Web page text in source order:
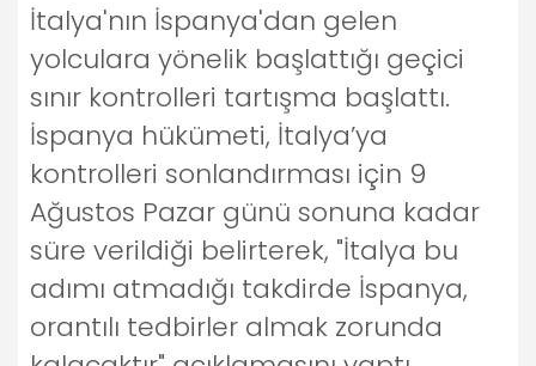
İtalya'nın İspanya'dan gelen
yolculara yönelik başlattığı geçici
sınır kontrolleri tartışma başlattı.
İspanya hükümeti, İtalya’ya
kontrolleri sonlandırması için 9
Ağustos Pazar günü sonuna kadar
süre verildiği belirterek, "İtalya bu
adımı atmadığı takdirde İspanya,
orantılı tedbirler almak zorunda